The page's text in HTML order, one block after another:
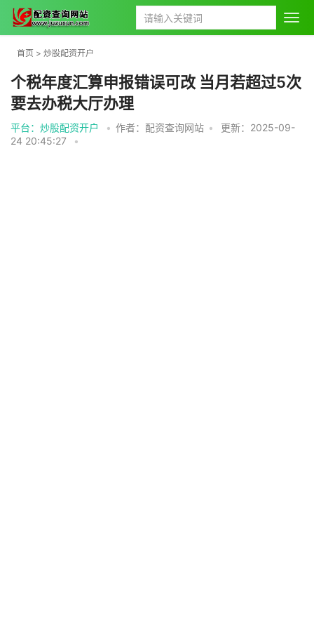
首页 > 炒股配资开户
个税年度汇算申报错误可改 当月若超过5次
要去办税大厅办理
平台：炒股配资开户 • 作者：配资查询网站 •
更新：2025-09-
24 20:45:27
•